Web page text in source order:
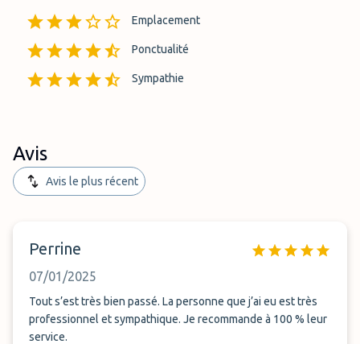
Emplacement
Ponctualité
Sympathie
Avis
Avis le plus récent
Perrine
07/01/2025
Tout s’est très bien passé. La personne que j’ai eu est très
professionnel et sympathique. Je recommande à 100 % leur
service.